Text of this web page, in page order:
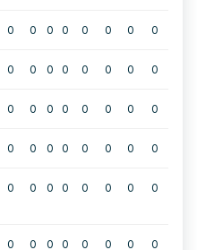
0 0 0 0 0 0 0 0
0 0 0 0 0 0 0 0
0 0 0 0 0 0 0 0
0 0 0 0 0 0 0 0
0 0 0 0 0 0 0 0
0 0 0 0 0 0 0 0